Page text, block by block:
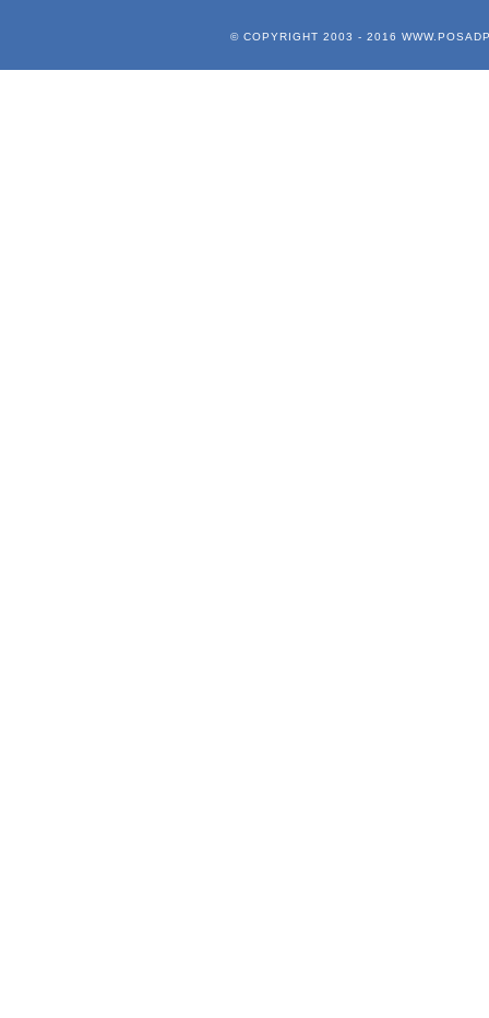
© COPYRIGHT 2003 - 2016